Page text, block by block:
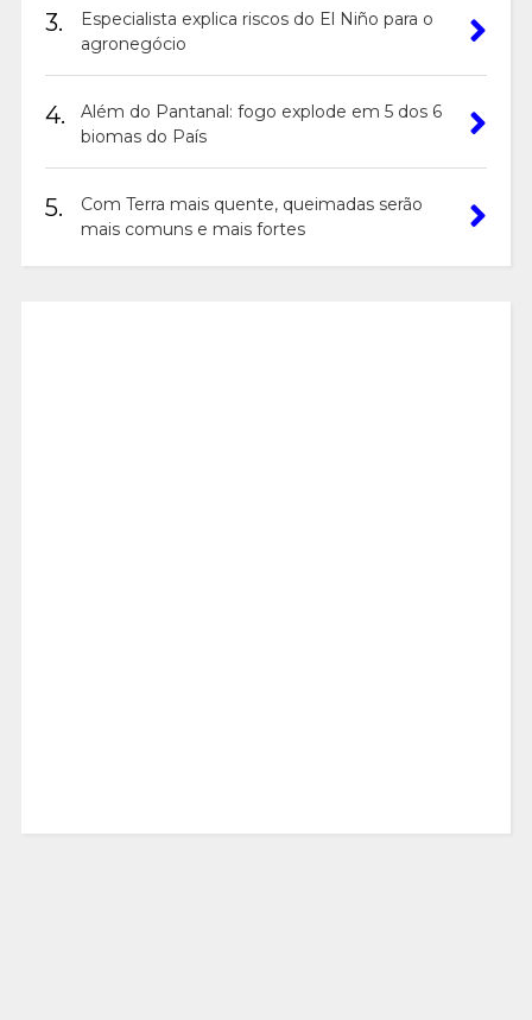
3.
Especialista explica riscos do El Niño para o
agronegócio
4.
Além do Pantanal: fogo explode em 5 dos 6
biomas do País
5.
Com Terra mais quente, queimadas serão
mais comuns e mais fortes